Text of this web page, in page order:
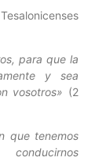
para que la
y sea
vosotros» (2
que tenemos